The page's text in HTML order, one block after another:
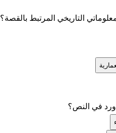
التاريخي المرتبط بالقصة؟
ورد في النص؟